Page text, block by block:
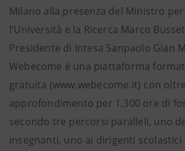
Milano alla presenza del Ministro per
l’Università e la Ricerca Marco
Presidente di Intesa Sanpaolo Gian
Webecome è una piattaforma
gratuita (www.webecome.it) con
approfondimento per 1.300 ore di
secondo tre percorsi paralleli, uno
insegnanti, uno ai dirigenti